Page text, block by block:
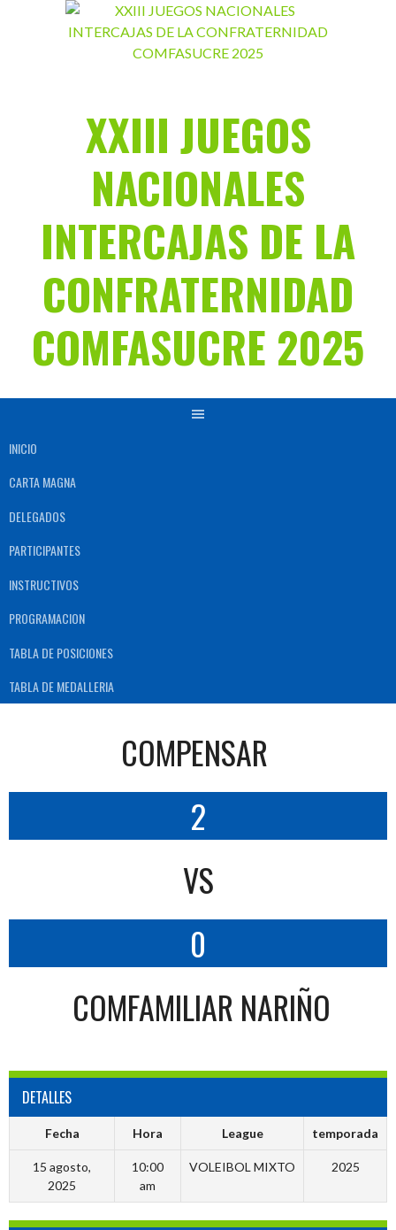
XXIII JUEGOS
NACIONALES
INTERCAJAS DE LA
CONFRATERNIDAD
COMFASUCRE 2025
INICIO
CARTA MAGNA
DELEGADOS
PARTICIPANTES
INSTRUCTIVOS
PROGRAMACION
TABLA DE POSICIONES
TABLA DE MEDALLERIA
COMPENSAR
2
VS
0
COMFAMILIAR NARIÑO
DETALLES
Fecha Hora League temporada
15 agosto,
2025
10:00
am
VOLEIBOL MIXTO 2025